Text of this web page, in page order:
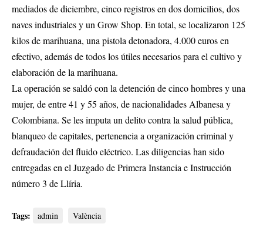
mediados de diciembre, cinco registros en dos domicilios, dos
naves industriales y un Grow Shop. En total, se localizaron 125
kilos de marihuana, una pistola detonadora, 4.000 euros en
efectivo, además de todos los útiles necesarios para el cultivo y
elaboración de la marihuana.
La operación se saldó con la detención de cinco hombres y una
mujer, de entre 41 y 55 años, de nacionalidades Albanesa y
Colombiana. Se les imputa un delito contra la salud pública,
blanqueo de capitales, pertenencia a organización criminal y
defraudación del fluido eléctrico. Las diligencias han sido
entregadas en el Juzgado de Primera Instancia e Instrucción
número 3 de Llíria.
Tags: admin València